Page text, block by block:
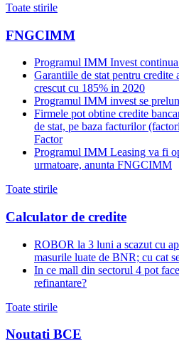
Toate stirile
FNGCIMM
Programul IMM Invest
Garantiile de stat pentru
crescut cu 185% in 2020
Programul IMM invest se
Firmele pot obtine credite
de stat, pe baza facturilor
Factor
Programul IMM Leasing va fi
urmatoare, anunta FNGCIMM
Toate stirile
Calculator de credite
ROBOR la 3 luni a scazut cu
masurile luate de BNR; cu cat
In ce mall din sectorul 4 pot
refinantare?
Toate stirile
Noutati BCE